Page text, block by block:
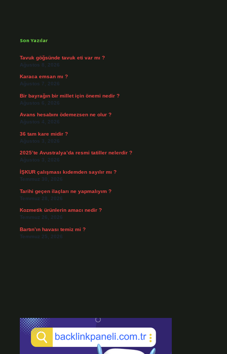
Son Yazılar
Tavuk göğsünde tavuk eti var mı ?
Ağustos 8, 2026
Karaca emsan mı ?
Ağustos 7, 2026
Bir bayrağın bir millet için önemi nedir ?
Ağustos 6, 2026
Avans hesabını ödemezsen ne olur ?
Ağustos 4, 2026
36 tam kare midir ?
Ağustos 3, 2026
2025’te Avustralya’da resmi tatiller nelerdir ?
Ağustos 3, 2026
İŞKUR çalışması kıdemden sayılır mı ?
Temmuz 30, 2026
Tarihi geçen ilaçları ne yapmalıyım ?
Temmuz 28, 2026
Kozmetik ürünlerin amacı nedir ?
Temmuz 26, 2026
Bartın’ın havası temiz mi ?
Temmuz 25, 2026